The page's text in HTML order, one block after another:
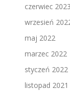
czerwiec 2023
wrzesień
maj 2022
marzec 2022
styczeń 2022
listopad 2021